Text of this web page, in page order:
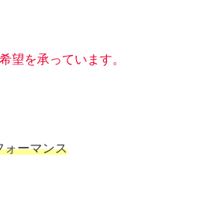
望を承っています。
ォーマンス